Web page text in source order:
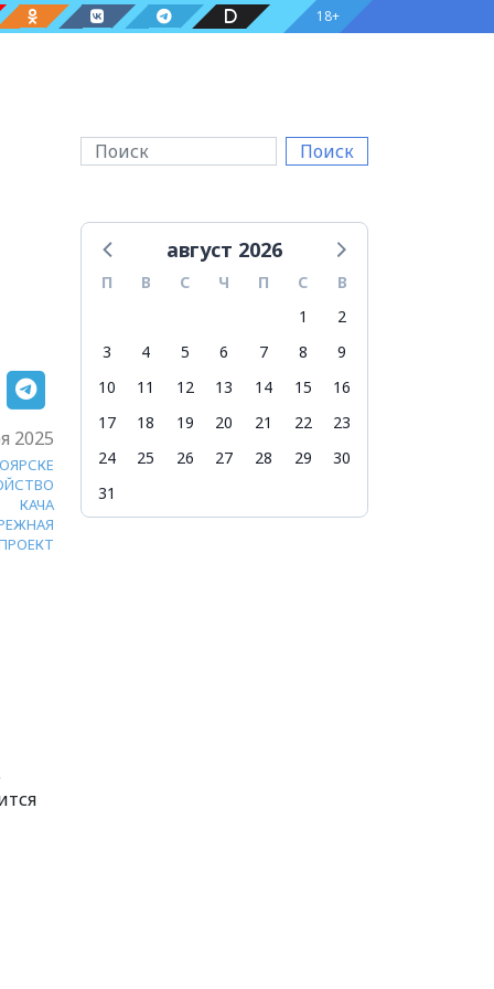
18+
Поиск
2025
КАЧА
август 2026
П В С Ч П С
В
1
2
3
4 5 6 7 8
9
10
11 12 13 14 15
16
17
18 19 20 21 22
23
24
25 26 27 28 29
30
31